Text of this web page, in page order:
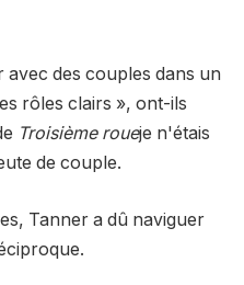
des couples dans un
rôles clairs », ont-ils
Troisième roueje n'étais
de couple.
Tanner a dû naviguer